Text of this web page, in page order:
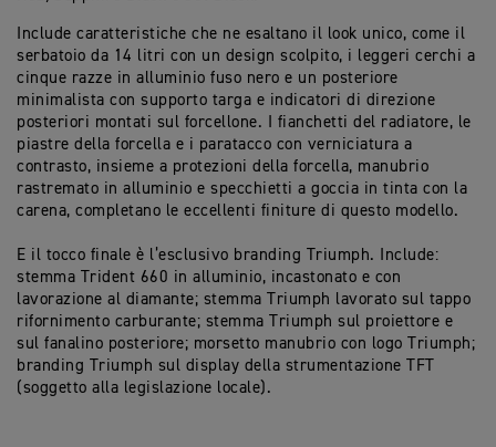
Include caratteristiche che ne esaltano il look unico, come il
serbatoio da 14 litri con un design scolpito, i leggeri cerchi a
cinque razze in alluminio fuso nero e un posteriore
minimalista con supporto targa e indicatori di direzione
posteriori montati sul forcellone. I fianchetti del radiatore, le
piastre della forcella e i paratacco con verniciatura a
contrasto, insieme a protezioni della forcella, manubrio
rastremato in alluminio e specchietti a goccia in tinta con la
carena, completano le eccellenti finiture di questo modello.
E il tocco finale è l’esclusivo branding Triumph. Include:
stemma Trident 660 in alluminio, incastonato e con
lavorazione al diamante; stemma Triumph lavorato sul tappo
rifornimento carburante; stemma Triumph sul proiettore e
sul fanalino posteriore; morsetto manubrio con logo Triumph;
branding Triumph sul display della strumentazione TFT
(soggetto alla legislazione locale).